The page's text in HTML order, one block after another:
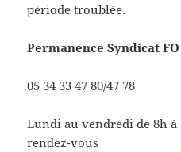
période troublée.
Permanence Syndicat
05 34 33 47 80/47 78
Lundi au vendredi de 8h à
rendez-vous